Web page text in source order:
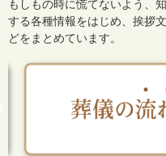
もしもの時に慌てないよう、
する各種情報をはじめ、 挨拶
どをまとめています。